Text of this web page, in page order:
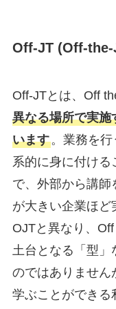
Off-JT (Off-
Off-JTとは、Off
異なる場所で実施
います。業務を
系的に身に付け
で、外部から講師
が大きい企業ほど
OJTと異なり、
土台となる「型」
のではありません
学ぶことができる